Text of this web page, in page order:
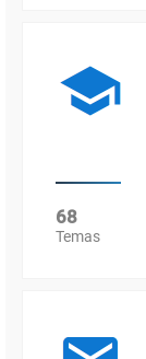
68
Temas